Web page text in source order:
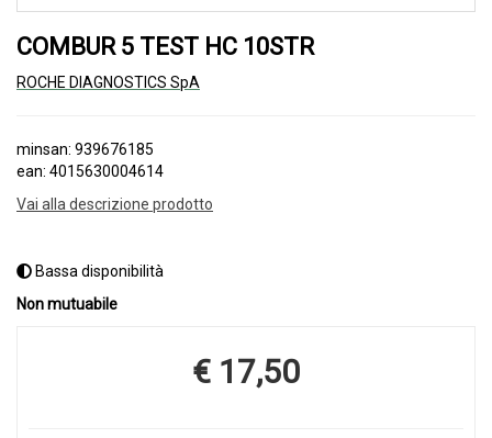
COMBUR 5 TEST HC 10STR
ROCHE DIAGNOSTICS SpA
minsan: 939676185
ean: 4015630004614
Vai alla descrizione prodotto
Bassa disponibilità
Non mutuabile
Prezzo
€ 17,50